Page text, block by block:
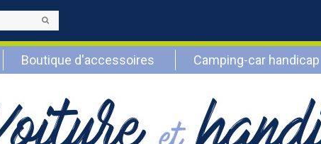
Boutique d'accessoires Camping-car handicap